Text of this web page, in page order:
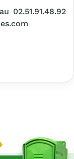
02.51.91.48.92